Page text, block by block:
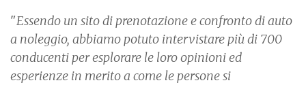
"Essendo un sito di prenotazione e confronto di auto
a noleggio, abbiamo potuto intervistare più di 700
conducenti per esplorare le loro opinioni ed
esperienze in merito a come le persone si